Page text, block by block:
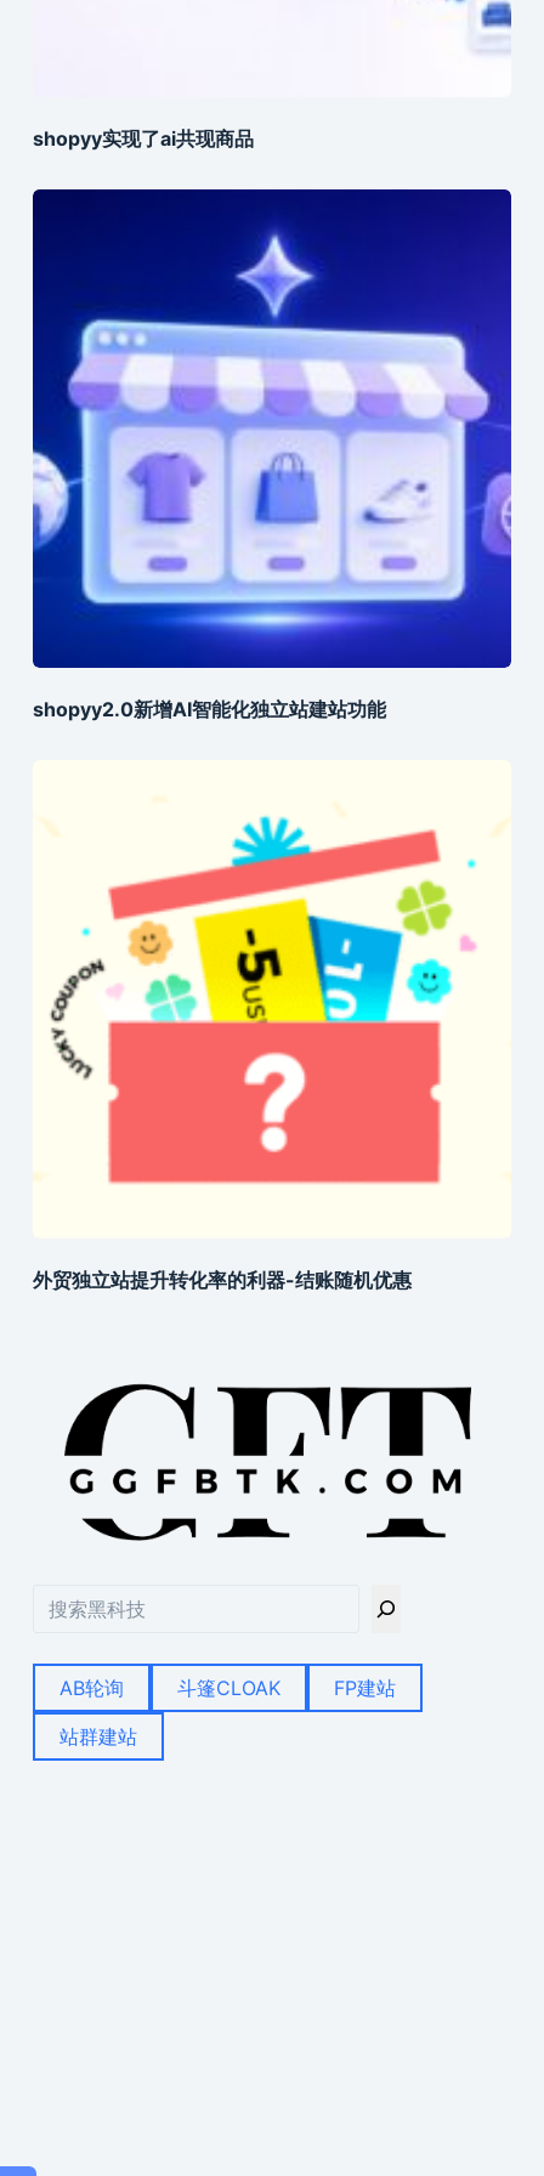
shopyy实现了ai共现商品
shopyy2.0新增AI智能化独立站建站功能
外贸独立站提升转化率的利器-结账随机优惠
AB轮询 斗篷CLOAK
FP建站
站群建站